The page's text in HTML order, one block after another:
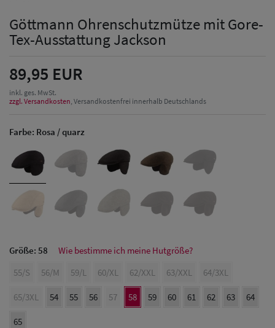
Herren Caps
Herren
Herren UV-
Göttmann Ohrenschutzmütze mit Gore-
Tex-Ausstattung Jackson
89,95 EUR
inkl. ges. MwSt.
zzgl. Versandkosten , Versandkostenfrei innerhalb Deutschlands
Farbe: Rosa / quarz
Größe: 58
Wie bestimme ich meine Hutgröße?
55/S
56/M 59/L 60/XL 62/XXL 63/XXL 64/3XL
65/3XL 54 55 56 57 58 59 60 61 62 63 64
65